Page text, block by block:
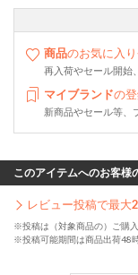
商品のお気に入
再入荷やセール開始
マイブランドの
新商品やセール等、
このアイテムへのお客様
レビュー投稿で最大
※投稿は（対象商品の）ご購
※投稿可能期間は商品出荷48